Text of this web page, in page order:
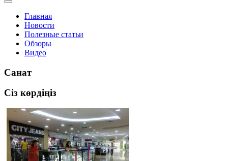
Главная
Новости
Полезные статьи
Обзоры
Видео
Санат
Сіз көрдіңіз